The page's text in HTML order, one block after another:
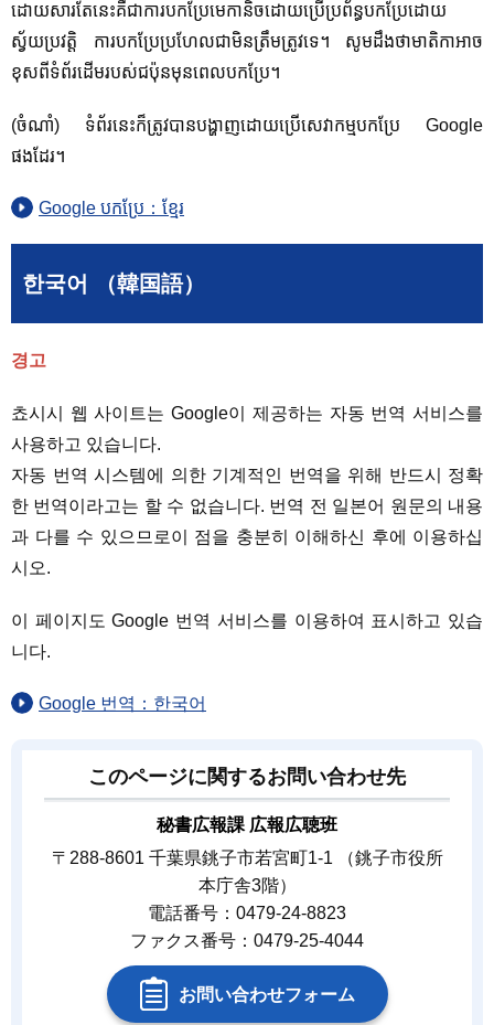
ដោយសារតែនេះគឺជាការបកប្រែមេកានិចដោយប្រើប្រព័ន្ធបកប្រែដោយ
ស្វ័យប្រវត្តិ ការបកប្រែប្រហែលជាមិនត្រឹមត្រូវទេ។ សូម​ដឹង​ថា​មាតិកា​អាច​
ខុស​ពី​ទំព័រ​ដើម​របស់​ជប៉ុន​មុន​ពេល​បក​ប្រែ។
(ចំណាំ) ទំព័រនេះក៏ត្រូវបានបង្ហាញដោយប្រើសេវាកម្មបកប្រែ Google
ផងដែរ។
Google បកប្រែ：ខ្មែរ
한국어 （韓国語）
경고
쵸시시 웹 사이트는 Google이 제공하는 자동 번역 서비스를
사용하고 있습니다.
자동 번역 시스템에 의한 기계적인 번역을 위해 반드시 정확
한 번역이라고는 할 수 없습니다. 번역 전 일본어 원문의 내용
과 다를 수 있으므로이 점을 충분히 이해하신 후에 이용하십
시오.
이 페이지도 Google 번역 서비스를 이용하여 표시하고 있습
니다.
Google 번역：한국어
このページに関するお問い合わせ先
秘書広報課 広報広聴班
〒288-8601 千葉県銚子市若宮町1-1 （銚子市役所
本庁舎3階）
電話番号：0479-24-8823
ファクス番号：0479-25-4044
お問い合わせフォーム